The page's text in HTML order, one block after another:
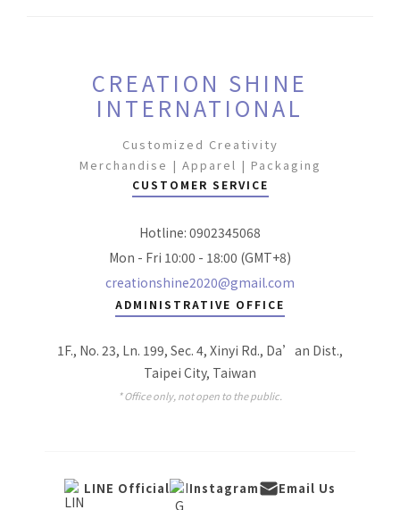
CREATION SHINE
INTERNATIONAL
Customized Creativity
Merchandise | Apparel | Packaging
CUSTOMER SERVICE
Hotline: 0902345068
Mon - Fri 10:00 - 18:00 (GMT+8)
creationshine2020@gmail.com
ADMINISTRATIVE OFFICE
1F., No. 23, Ln. 199, Sec. 4, Xinyi Rd., Da’an Dist.,
Taipei City, Taiwan
* Office only, not open to the public.
LINE Official Instagram Email Us